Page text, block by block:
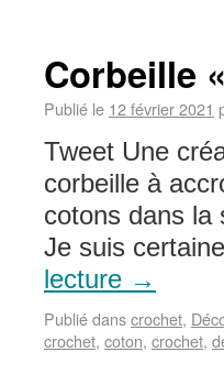
Corbeille
Publié le 12 février 2021
Tweet Une
corbeille à
cotons dans la
Je suis
lecture →
Publié danscrochet,
crochet, coton, crochet,